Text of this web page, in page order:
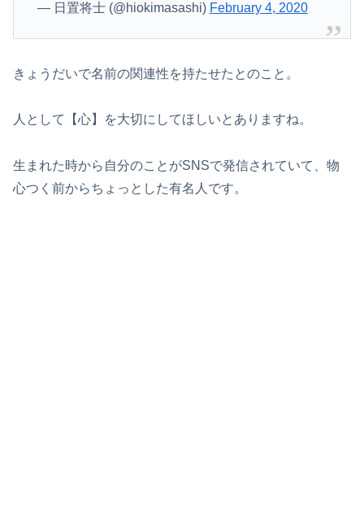
— 日置将士 (@hiokimasashi) February 4, 2020
きょうだいで名前の関連性を持たせたとのこと。
人として【心】を大切にしてほしいとありますね。
生まれた時から自分のことがSNSで発信されていて、物
心つく前からちょっとした有名人です。